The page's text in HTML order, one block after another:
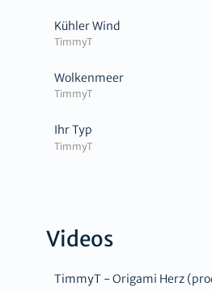
Kühler Wind
TimmyT
Wolkenmeer
TimmyT
Ihr Typ
TimmyT
Videos
TimmyT - Origami Herz